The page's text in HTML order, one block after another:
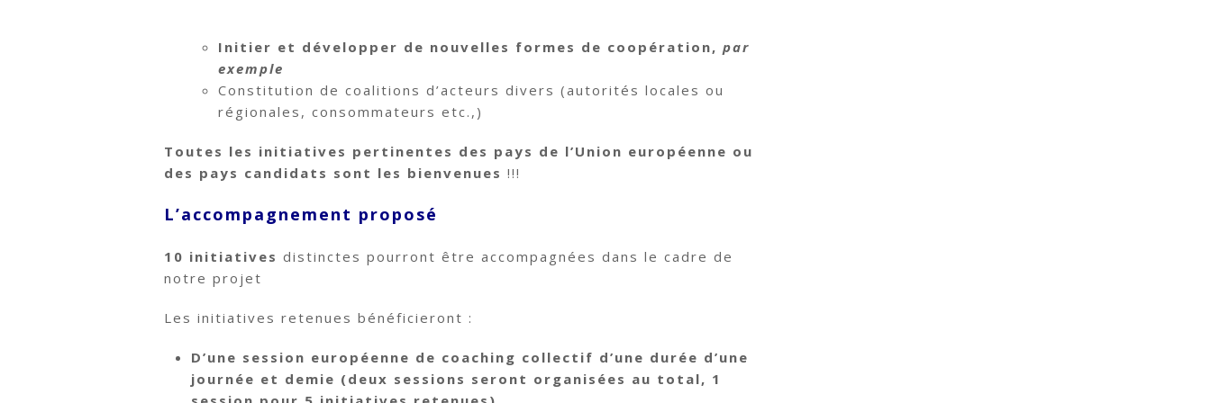
Initier et développer de nouvelles formes de coopération, par
exemple
Constitution de coalitions d’acteurs divers (autorités locales ou
régionales, consommateurs etc.,)
Toutes les initiatives pertinentes des pays de l’Union européenne ou
des pays candidats sont les bienvenues !!!
L’accompagnement proposé
10 initiatives distinctes pourront être accompagnées dans le cadre de
notre projet
Les initiatives retenues bénéficieront :
D’une session européenne de coaching collectif d’une durée d’une
journée et demie (deux sessions seront organisées au total, 1